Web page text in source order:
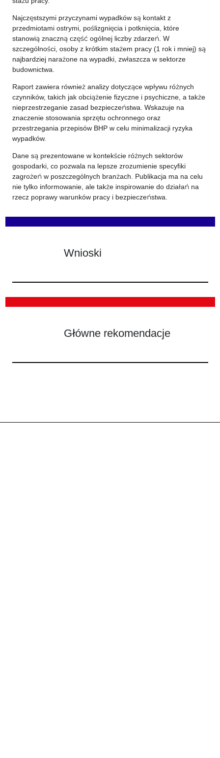
Najczęstszymi przyczynami wypadków są kontakt z
przedmiotami ostrymi, poślizgnięcia i potknięcia, które
stanowią znaczną część ogólnej liczby zdarzeń. W
szczególności, osoby z krótkim stażem pracy (1 rok i mniej) są
najbardziej narażone na wypadki, zwłaszcza w sektorze
budownictwa.
Raport zawiera również analizy dotyczące wpływu różnych
czynników, takich jak obciążenie fizyczne i psychiczne, a także
nieprzestrzeganie zasad bezpieczeństwa. Wskazuje na
znaczenie stosowania sprzętu ochronnego oraz
przestrzegania przepisów BHP w celu minimalizacji ryzyka
wypadków.
Dane są prezentowane w kontekście różnych sektorów
gospodarki, co pozwala na lepsze zrozumienie specyfiki
zagrożeń w poszczególnych branżach. Publikacja ma na celu
nie tylko informowanie, ale także inspirowanie do działań na
rzecz poprawy warunków pracy i bezpieczeństwa.
Wnioski
Główne rekomendacje